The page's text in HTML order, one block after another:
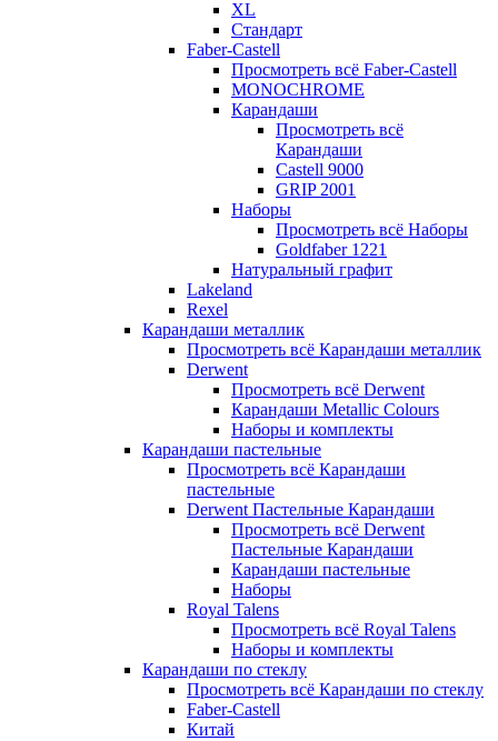
XL
Стандарт
Faber-Castell
Просмотреть всё Faber-Castell
MONOCHROME
Карандаши
Просмотреть всё
Карандаши
Castell 9000
GRIP 2001
Наборы
Просмотреть всё Наборы
Goldfaber 1221
Натуральный графит
Lakeland
Rexel
Карандаши металлик
Просмотреть всё Карандаши металлик
Derwent
Просмотреть всё Derwent
Карандаши Metallic Colours
Наборы и комплекты
Карандаши пастельные
Просмотреть всё Карандаши
пастельные
Derwent Пастельные Карандаши
Просмотреть всё Derwent
Пастельные Карандаши
Карандаши пастельные
Наборы
Royal Talens
Просмотреть всё Royal Talens
Наборы и комплекты
Карандаши по стеклу
Просмотреть всё Карандаши по стеклу
Faber-Castell
Китай